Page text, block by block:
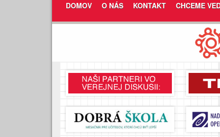
DOMOV O NÁS KONTAKT CHCEME